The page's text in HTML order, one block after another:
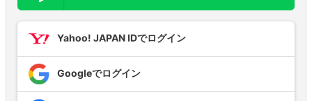
Yahoo! JAPAN IDでログイン
Googleでログイン